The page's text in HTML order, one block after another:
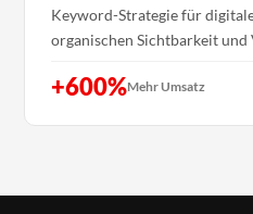
Keyword-Strategie für
organischen Sichtbarkeit und
+600%Mehr Umsatz